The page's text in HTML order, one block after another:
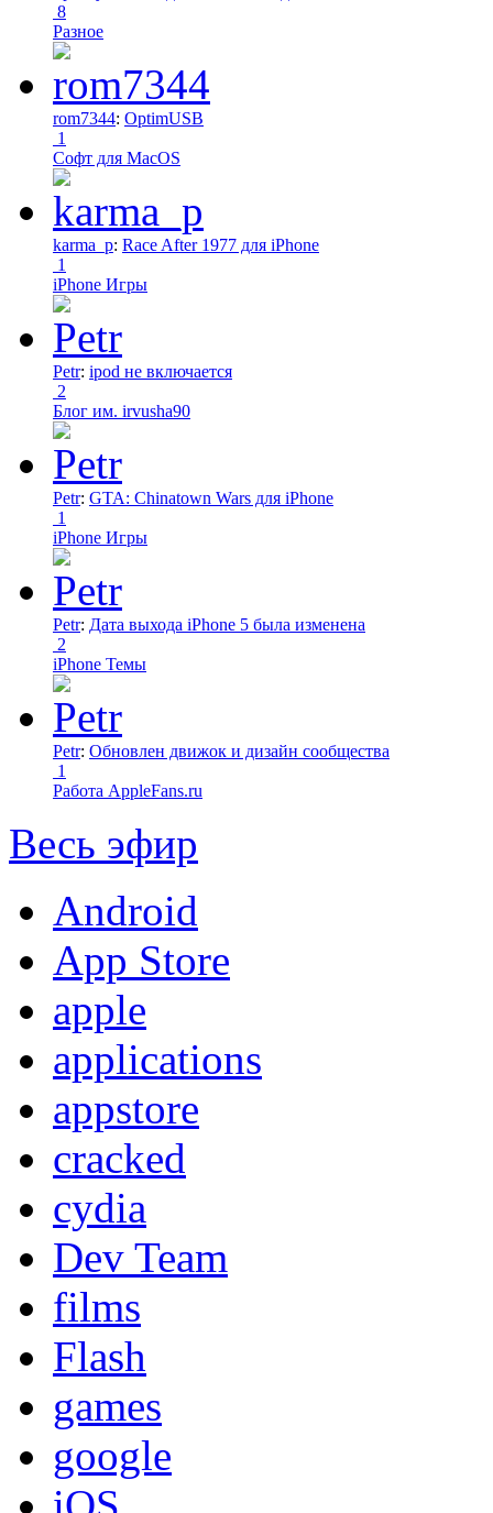
8
Разное
rom7344: OptimUSB
1
Софт для MacOS
karma_p: Race After 1977 для iPhone
1
iPhone Игры
Petr: ipod не включается
2
Блог им. irvusha90
Petr: GTA: Chinatown Wars для iPhone
1
iPhone Игры
Petr: Дата выхода iPhone 5 была изменена
2
iPhone Темы
Petr: Обновлен движок и дизайн сообщества
1
Работа AppleFans.ru
Весь эфир
Android
App Store
apple
applications
appstore
cracked
cydia
Dev Team
films
Flash
games
google